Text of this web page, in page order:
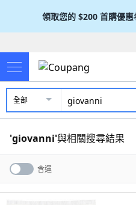
領取您的 $200 首購優惠
全部
'giovanni'與相關搜尋結果
含運